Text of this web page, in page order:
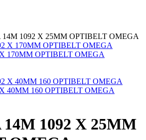
14M 1092 X 25MM OPTIBELT OMEGA
170MM OPTIBELT OMEGA
40MM 160 OPTIBELT OMEGA
1092 X 25MM